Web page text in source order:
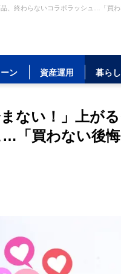
、終わらないコラボラッシュ…「買
ーン 資産運用 暮らし
ない！」上が
「買わない後